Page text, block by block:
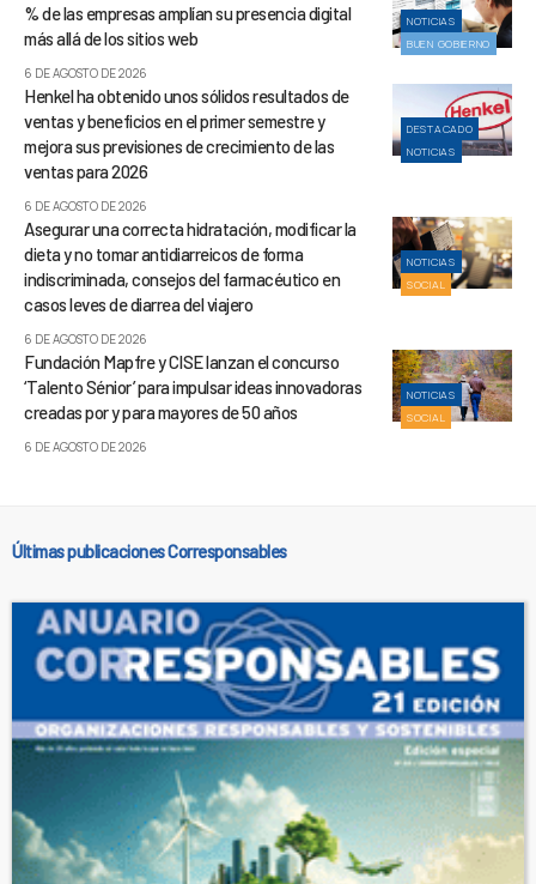
NOTICIAS
BUEN GOBIERNO
% de las empresas amplían su presencia digital
más allá de los sitios web
6 DE AGOSTO DE 2026
DESTACADO
NOTICIAS
Henkel ha obtenido unos sólidos resultados de
ventas y beneficios en el primer semestre y
mejora sus previsiones de crecimiento de las
ventas para 2026
6 DE AGOSTO DE 2026
NOTICIAS
SOCIAL
Asegurar una correcta hidratación, modificar la
dieta y no tomar antidiarreicos de forma
indiscriminada, consejos del farmacéutico en
casos leves de diarrea del viajero
6 DE AGOSTO DE 2026
NOTICIAS
SOCIAL
Fundación Mapfre y CISE lanzan el concurso
‘Talento Sénior’ para impulsar ideas innovadoras
creadas por y para mayores de 50 años
6 DE AGOSTO DE 2026
Últimas publicaciones Corresponsables